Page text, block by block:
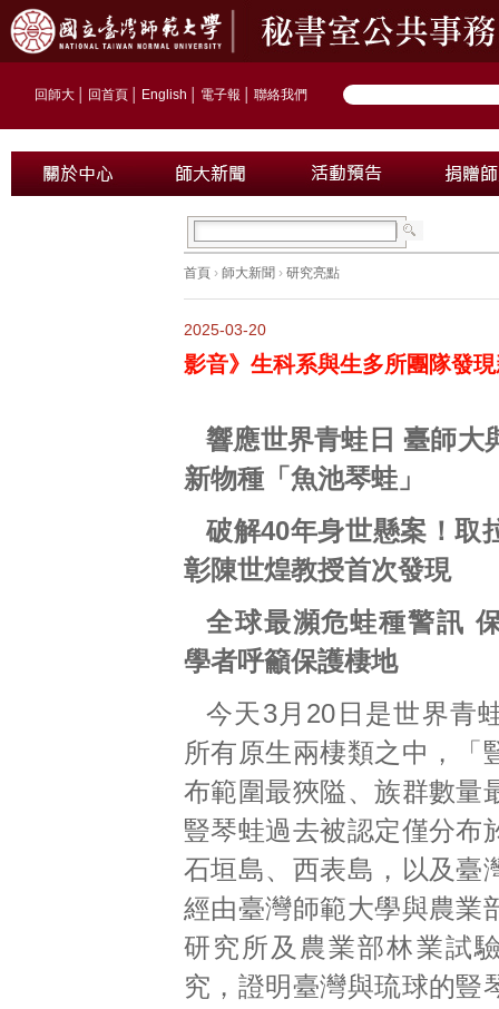
回師大 回首頁 English 電子報 聯絡我們
首頁 › 師大新聞 › 研究亮點
2025-03-20
影音》生科系與生多所團隊發
響應世界青蛙日 臺師大
新物種「魚池琴蛙」
破解40年身世懸案！取
彰陳世煌教授首次發現
全球最瀕危蛙種警訊
學者呼籲保護棲地
今天3月20日是世界青
所有原生兩棲類之中，「
布範圍最狹隘、族群數量
豎琴蛙過去被認定僅分布
石垣島、西表島，以及臺
經由臺灣師範大學與農業
研究所及農業部林業試
究，證明臺灣與琉球的豎